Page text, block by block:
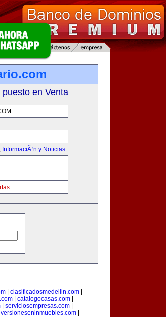
en Venta
, InformaciÃ³n y Noticias
| clasificadosmedellin.com|
catalogocasas.com
| serviciosempresas.com|
|